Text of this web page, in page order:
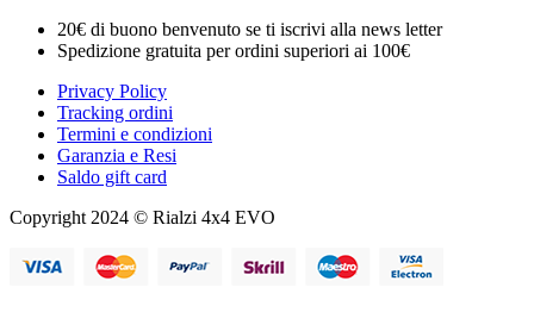
20€ di buono benvenuto se ti iscrivi alla news letter
Spedizione gratuita per ordini superiori ai 100€
Privacy Policy
Tracking ordini
Termini e condizioni
Garanzia e Resi
Saldo gift card
Copyright 2024 © Rialzi 4x4 EVO